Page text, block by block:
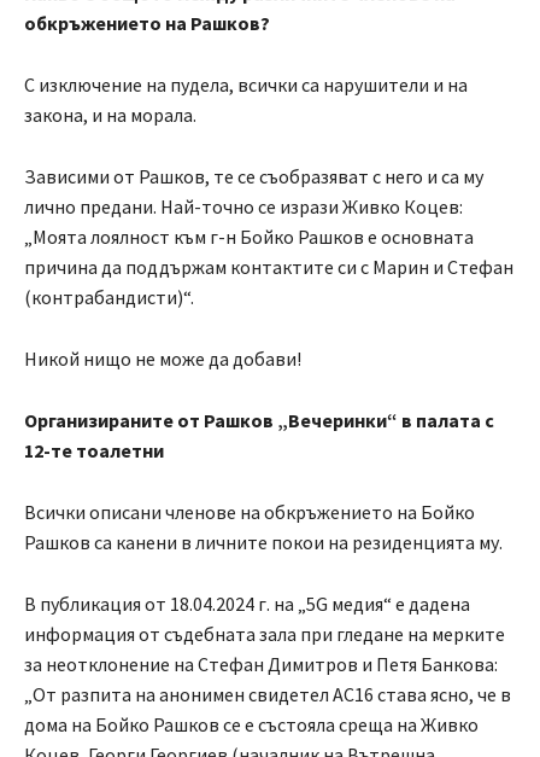
обкръжението на Рашков?
С изключение на пудела, всички са нарушители и на
закона, и на морала.
Зависими от Рашков, те се съобразяват с него и са му
лично предани. Най-точно се изрази Живко Коцев:
„Моята лоялност към г-н Бойко Рашков е основната
причина да поддържам контактите си с Марин и Стефан
(контрабандисти)“.
Никой нищо не може да добави!
Организираните от Рашков „Вечеринки“ в палата с
12-те тоалетни
Всички описани членове на обкръжението на Бойко
Рашков са канени в личните покои на резиденцията му.
В публикация от 18.04.2024 г. на „5G медия“ е дадена
информация от съдебната зала при гледане на мерките
за неотклонение на Стефан Димитров и Петя Банкова:
„От разпита на анонимен свидетел АС16 става ясно, че в
дома на Бойко Рашков се е състояла среща на Живко